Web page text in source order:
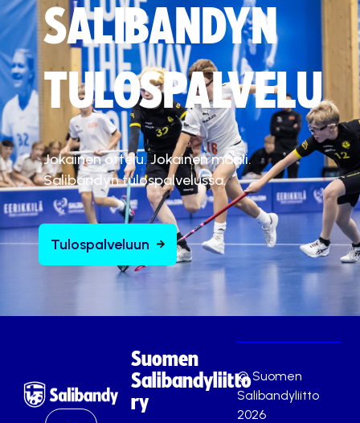
SALIBANDYN
TULOSPALVELU
Jokainen ottelu. Jokainen maali.
Salibandyn tulospalvelussa.
Tulospalveluun
Suomen
Salibandyliitto
ry
© Suomen
Salibandyliitto
2026